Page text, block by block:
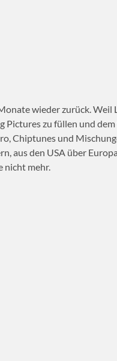
wieder zurück. Weil
Pictures zu füllen und
Chiptunes und
aus den USA über
nicht mehr.